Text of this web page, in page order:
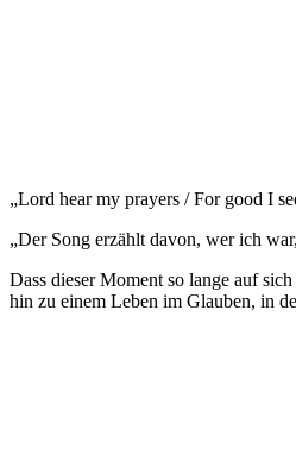
„Lord hear my prayers / For good I
„Der Song erzählt davon, wer ich
Dass dieser Moment so lange auf
hin zu einem Leben im Glauben, in